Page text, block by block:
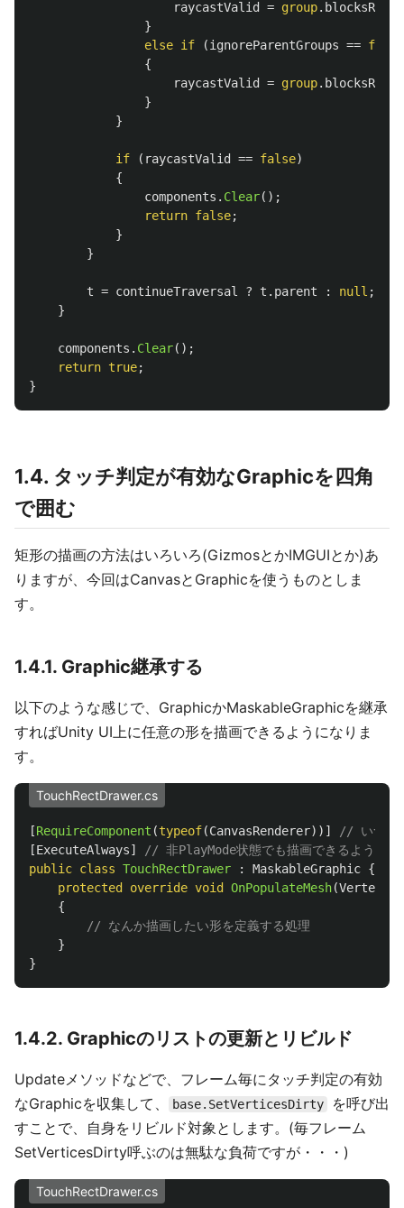
raycastValid
= group.
}
else if (ignoreParentGroups == false
{
raycastValid
= group.
}
}
if ( raycastValid == false)
{
components . Clear();
return false;
}
}
t = continueTraversal ? t . parent : null ;
}
components . Clear();
return true;
}
1.4. タッチ判定が有効なGraphicを四角
で囲む
矩形の描画の方法はいろいろ(GizmosとかIMGUIとか)あ
りますが、今回はCanvasとGraphicを使うものとしま
す。
1.4.1. Graphic継承する
以下のような感じで、GraphicかMaskableGraphicを継承
すればUnity UI上に任意の形を描画できるようになりま
す。
TouchRectDrawer.cs
[RequireComponent (typeof(CanvasRenderer))]
// いつの
[ExecuteAlways]
// 非PlayMode状態でも描画できるように
public class TouchRectDrawer : MaskableGraphic {
protected
override void OnPopulateMesh(
{
// なんか描画したい形を定義する処理
}
}
1.4.2. Graphicのリストの更新とリビルド
Updateメソッドなどで、フレーム毎にタッチ判定の有効
なGraphicを収集して、
base.SetVerticesDirty
を呼び出
すことで、自身をリビルド対象とします。(毎フレーム
SetVerticesDirty呼ぶのは無駄な負荷ですが・・・)
TouchRectDrawer.cs